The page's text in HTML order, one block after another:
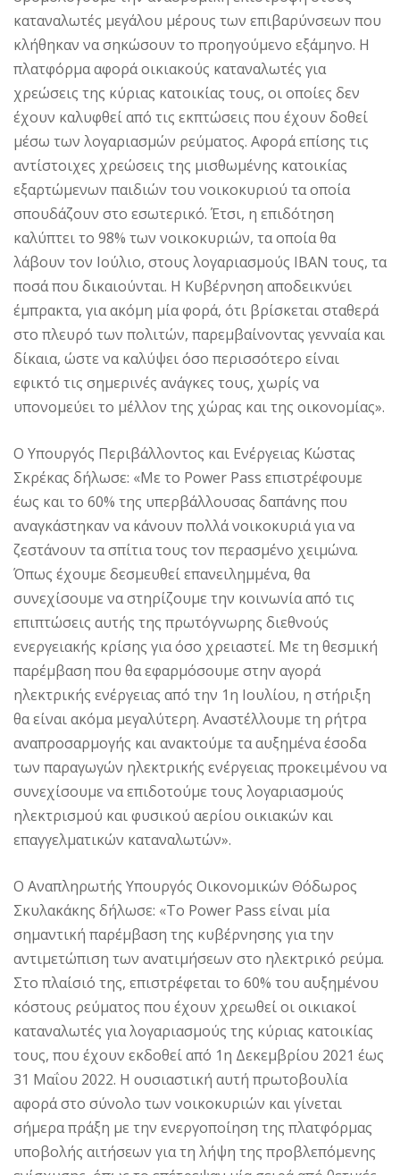
καταναλωτές μεγάλου μέρους των επιβαρύνσεων που
κλήθηκαν να σηκώσουν το προηγούμενο εξάμηνο. Η
πλατφόρμα αφορά οικιακούς καταναλωτές για
χρεώσεις της κύριας κατοικίας τους, οι οποίες δεν
έχουν καλυφθεί από τις εκπτώσεις που έχουν δοθεί
μέσω των λογαριασμών ρεύματος. Αφορά επίσης τις
αντίστοιχες χρεώσεις της μισθωμένης κατοικίας
εξαρτώμενων παιδιών του νοικοκυριού τα οποία
σπουδάζουν στο εσωτερικό. Έτσι, η επιδότηση
καλύπτει το 98% των νοικοκυριών, τα οποία θα
λάβουν τον Ιούλιο, στους λογαριασμούς IBAN τους, τα
ποσά που δικαιούνται. Η Κυβέρνηση αποδεικνύει
έμπρακτα, για ακόμη μία φορά, ότι βρίσκεται σταθερά
στο πλευρό των πολιτών, παρεμβαίνοντας γενναία και
δίκαια, ώστε να καλύψει όσο περισσότερο είναι
εφικτό τις σημερινές ανάγκες τους, χωρίς να
υπονομεύει το μέλλον της χώρας και της οικονομίας».
Ο Υπουργός Περιβάλλοντος και Ενέργειας Κώστας
Σκρέκας δήλωσε: «Με το Power Pass επιστρέφουμε
έως και το 60% της υπερβάλλουσας δαπάνης που
αναγκάστηκαν να κάνουν πολλά νοικοκυριά για να
ζεστάνουν τα σπίτια τους τον περασμένο χειμώνα.
Όπως έχουμε δεσμευθεί επανειλημμένα, θα
συνεχίσουμε να στηρίζουμε την κοινωνία από τις
επιπτώσεις αυτής της πρωτόγνωρης διεθνούς
ενεργειακής κρίσης για όσο χρειαστεί. Με τη θεσμική
παρέμβαση που θα εφαρμόσουμε στην αγορά
ηλεκτρικής ενέργειας από την 1η Ιουλίου, η στήριξη
θα είναι ακόμα μεγαλύτερη. Αναστέλλουμε τη ρήτρα
αναπροσαρμογής και ανακτούμε τα αυξημένα έσοδα
των παραγωγών ηλεκτρικής ενέργειας προκειμένου να
συνεχίσουμε να επιδοτούμε τους λογαριασμούς
ηλεκτρισμού και φυσικού αερίου οικιακών και
επαγγελματικών καταναλωτών».
Ο Αναπληρωτής Υπουργός Οικονομικών Θόδωρος
Σκυλακάκης δήλωσε: «Το Power Pass είναι μία
σημαντική παρέμβαση της κυβέρνησης για την
αντιμετώπιση των ανατιμήσεων στο ηλεκτρικό ρεύμα.
Στο πλαίσιό της, επιστρέφεται το 60% του αυξημένου
κόστους ρεύματος που έχουν χρεωθεί οι οικιακοί
καταναλωτές για λογαριασμούς της κύριας κατοικίας
τους, που έχουν εκδοθεί από 1η Δεκεμβρίου 2021 έως
31 Μαΐου 2022. Η ουσιαστική αυτή πρωτοβουλία
αφορά στο σύνολο των νοικοκυριών και γίνεται
σήμερα πράξη με την ενεργοποίηση της πλατφόρμας
υποβολής αιτήσεων για τη λήψη της προβλεπόμενης